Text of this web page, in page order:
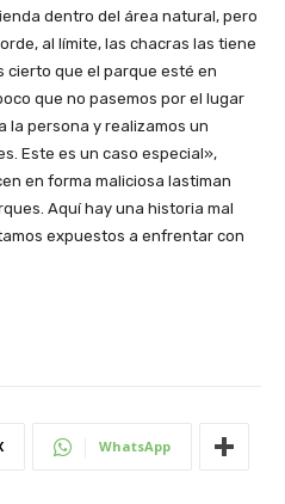
dentro del área natural, pero
al límite, las chacras las tiene
cierto que el parque esté en
que no pasemos por el lugar
la persona y realizamos un
Este es un caso especial»,
en forma maliciosa lastiman
Aquí hay una historia mal
expuestos a enfrentar con
WhatsApp